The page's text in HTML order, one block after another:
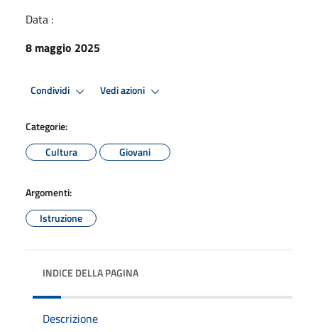
Data :
8 maggio 2025
Condividi Vedi azioni
Categorie:
Cultura
Giovani
Argomenti:
Istruzione
INDICE DELLA PAGINA
Descrizione